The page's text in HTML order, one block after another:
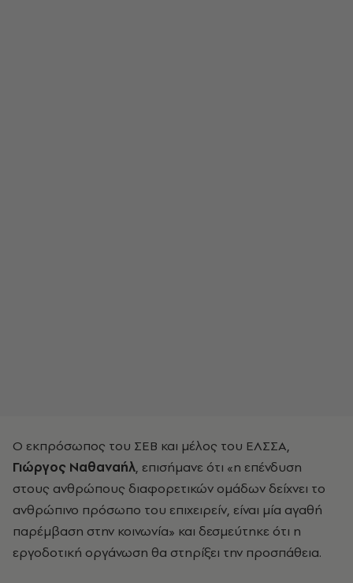
Ο εκπρόσωπος του ΣΕΒ και μέλος του ΕΛΣΣΑ,
Γιώργος Ναθαναήλ, επισήμανε ότι «η επένδυση
στους ανθρώπους διαφορετικών ομάδων δείχνει το
ανθρώπινο πρόσωπο του επιχειρείν, είναι μία αγαθή
παρέμβαση στην κοινωνία» και δεσμεύτηκε ότι η
εργοδοτική οργάνωση θα στηρίξει την προσπάθεια.